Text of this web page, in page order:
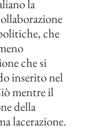
la
che
che si
inserito nel
mentre il
della
lacerazione.